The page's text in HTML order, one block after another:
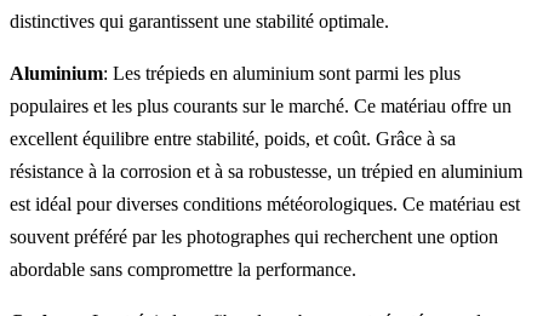
distinctives qui garantissent une stabilité optimale.
Aluminium: Les trépieds en aluminium sont parmi les plus
populaires et les plus courants sur le marché. Ce matériau offre un
excellent équilibre entre stabilité, poids, et coût. Grâce à sa
résistance à la corrosion et à sa robustesse, un trépied en aluminium
est idéal pour diverses conditions météorologiques. Ce matériau est
souvent préféré par les photographes qui recherchent une option
abordable sans compromettre la performance.